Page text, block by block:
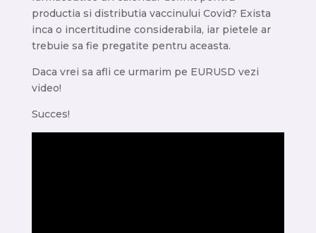
productia si distributia vaccinului Covid? Exista
inca o incertitudine considerabila, iar pietele ar
trebuie sa fie pregatite pentru aceasta.
Daca vrei sa afli ce urmarim pe EURUSD vezi
video!
Succes!